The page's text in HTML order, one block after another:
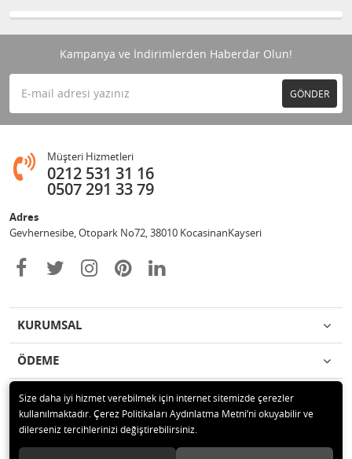
Kampanya ve İndirimlerden Haberdar Olun!
GÖNDER
Müşteri Hizmetleri
0212 531 31 16
0507 291 33 79
Adres
Gevhernesibe, Otopark No72, 38010 KocasinanKayseri
KURUMSAL
ÖDEME
İLETİŞİM
© 2020 Çağrı Medikal Tekerlekli Sandalye Mağazası Tüm hakları saklıdır.
Size daha iyi hizmet verebilmek için internet sitemizde çerezler
kullanılmaktadır. Çerez Politikaları Aydınlatma Metni’ni okuyabilir ve
dilerseniz tercihlerinizi değiştirebilirsiniz.